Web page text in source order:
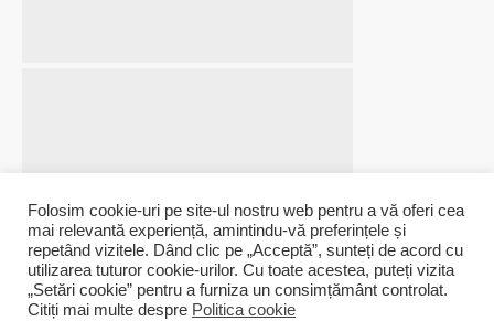
Livrare prin curier
Produsele tale vor ajunge in cel
mai scurt timp
Retur rapid
Returnezi rapid produsele
nepersonalizate
Devino membru
Folosim cookie-uri pe site-ul nostru web pentru a vă oferi cea
mai relevantă experiență, amintindu-vă preferințele și
repetând vizitele. Dând clic pe „Acceptă”, sunteți de acord cu
utilizarea tuturor cookie-urilor. Cu toate acestea, puteți vizita
„Setări cookie” pentru a furniza un consimțământ controlat.
Citiți mai multe despre Politica cookie